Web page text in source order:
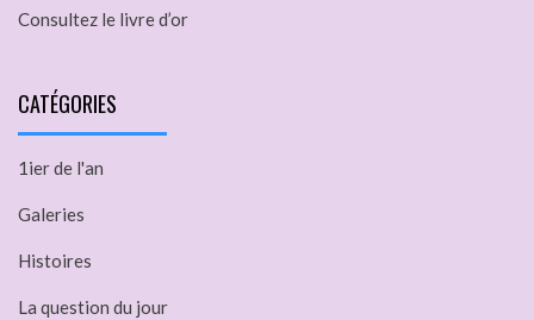
Consultez le livre d’or
CATÉGORIES
1ier de l'an
Galeries
Histoires
La question du jour